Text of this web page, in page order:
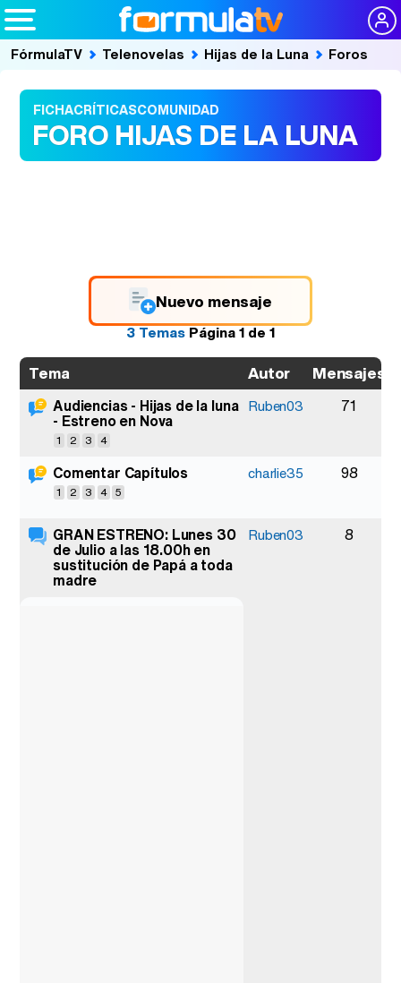
FórmulaTV Telenovelas Hijas de la Luna Foros
FICHACRÍTICASCOMUNIDAD
FORO HIJAS DE LA LUNA
Nuevo mensaje
3 TemasPágina1de1
Tema Autor Mensajes
Audiencias - Hijas de la luna
- Estreno en Nova
1 2 3 4
Ruben03 71
Comentar Capítulos
1 2 3 4 5
charlie35 98
GRAN ESTRENO: Lunes 30
de Julio a las 18.00h en
sustitución de Papá a toda
madre
Ruben03 8